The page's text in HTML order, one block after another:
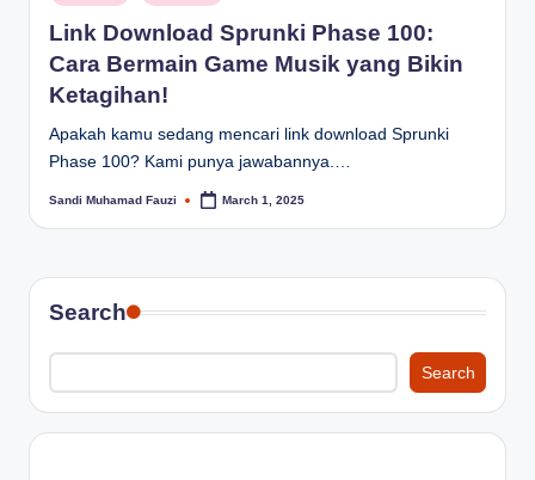
in
Link Download Sprunki Phase 100:
Cara Bermain Game Musik yang Bikin
Ketagihan!
Apakah kamu sedang mencari link download Sprunki
Phase 100? Kami punya jawabannya.…
Posted
Sandi Muhamad Fauzi March 1, 2025
Search
Search